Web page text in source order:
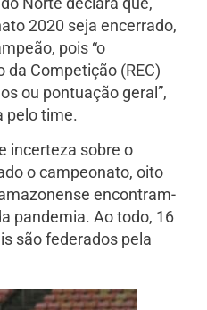
2020 seja encerrado,
pois “o
da Competição (REC)
ou pontuação geral”,
pelo time.
incerteza sobre o
o campeonato, oito
encontram-
pandemia. Ao todo, 16
são federados pela